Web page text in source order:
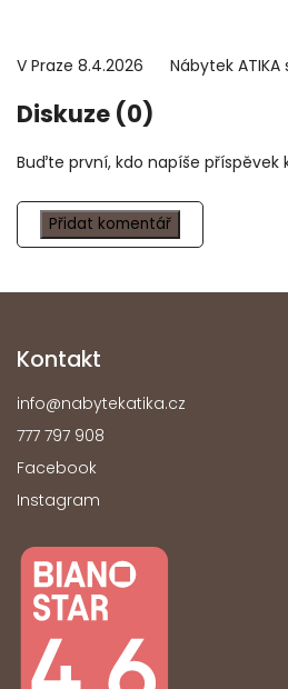
V Praze 8.4.2026 Nábytek ATIKA
Diskuze (0)
Buďte první, kdo napíše příspěvek
Přidat komentář
Kontakt
info@nabytekatika.cz
777 797 908
Facebook
Instagram